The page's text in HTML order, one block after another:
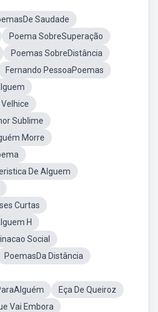
Saudade
Poema SobreSuperação
Poemas SobreDistância
Fernando PessoaPoemas
Sublime
Morre
De Alguem
Curtas
H
Social
PoemasDa Distância
Eça De Queiroz
Vai Embora